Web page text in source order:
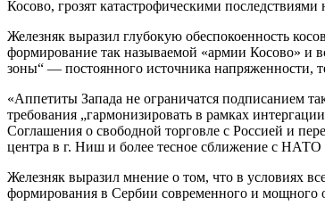
Косово, грозят катастрофическими
Железняк выразил глубокую обеспокоенность
формирование так называемой «армии Косово» и
зоны“ — постоянного источника напряженности,
«Аппетиты Запада не ограничатся подписанием
требования „гармонизировать в рамках
Соглашения о свободной торговле с Россией и
центра в г. Ниш и более тесное сближение с НАТО
Железняк выразил мнение о том, что в условиях
формирования в Сербии современного и мощного